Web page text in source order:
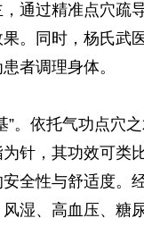
通过精准点穴疏
。同时，杨氏武
者调理身体。
依托气功点穴
针，其功效可类
全性与舒适度。
湿、高血压、糖